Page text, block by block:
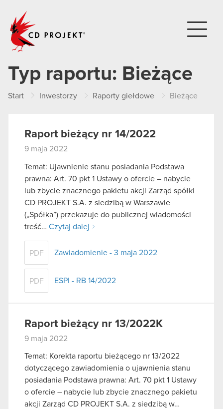
Typ raportu: Bieżące
Start Inwestorzy Raporty giełdowe Bieżące
Raport bieżący nr 14/2022
9 maja 2022
Temat: Ujawnienie stanu posiadania Podstawa
prawna: Art. 70 pkt 1 Ustawy o ofercie – nabycie
lub zbycie znacznego pakietu akcji Zarząd spółki
CD PROJEKT S.A. z siedzibą w Warszawie
(„Spółka”) przekazuje do publicznej wiadomości
treść… Czytaj dalej
PDF Zawiadomienie - 3 maja 2022
PDF ESPI - RB 14/2022
Raport bieżący nr 13/2022K
9 maja 2022
Temat: Korekta raportu bieżącego nr 13/2022
dotyczącego zawiadomienia o ujawnienia stanu
posiadania Podstawa prawna: Art. 70 pkt 1 Ustawy
o ofercie – nabycie lub zbycie znacznego pakietu
akcji Zarząd CD PROJEKT S.A. z siedzibą w…